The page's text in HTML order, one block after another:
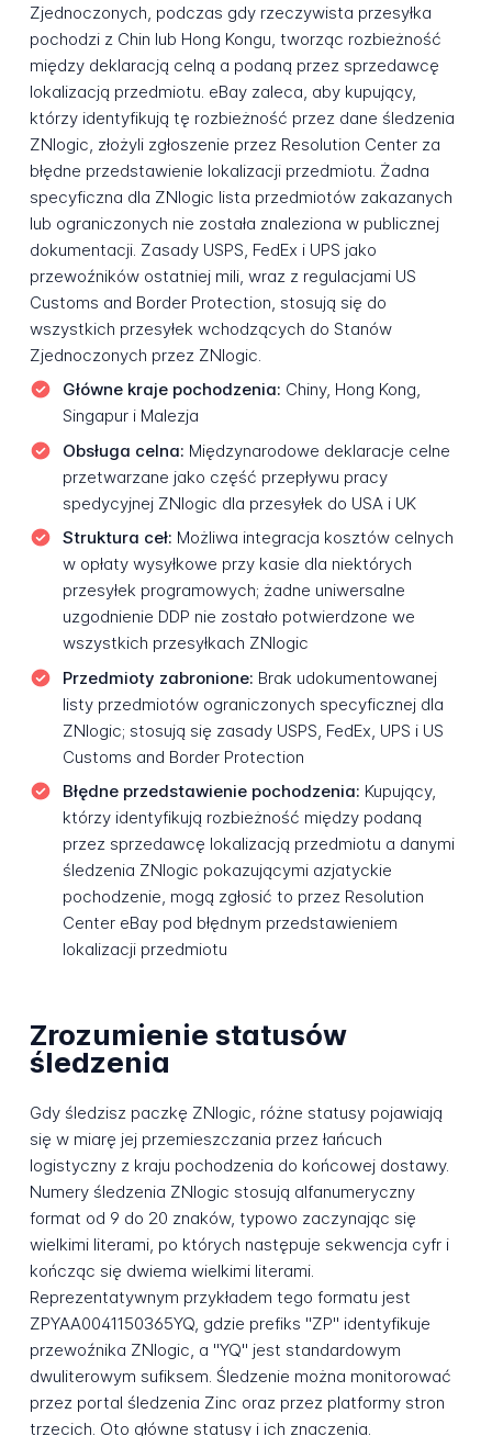
Zjednoczonych, podczas gdy rzeczywista przesyłka
pochodzi z Chin lub Hong Kongu, tworząc rozbieżność
między deklaracją celną a podaną przez sprzedawcę
lokalizacją przedmiotu. eBay zaleca, aby kupujący,
którzy identyfikują tę rozbieżność przez dane śledzenia
ZNlogic, złożyli zgłoszenie przez Resolution Center za
błędne przedstawienie lokalizacji przedmiotu. Żadna
specyficzna dla ZNlogic lista przedmiotów zakazanych
lub ograniczonych nie została znaleziona w publicznej
dokumentacji. Zasady USPS, FedEx i UPS jako
przewoźników ostatniej mili, wraz z regulacjami US
Customs and Border Protection, stosują się do
wszystkich przesyłek wchodzących do Stanów
Zjednoczonych przez ZNlogic.
Główne kraje pochodzenia: Chiny, Hong Kong,
Singapur i Malezja
Obsługa celna: Międzynarodowe deklaracje celne
przetwarzane jako część przepływu pracy
spedycyjnej ZNlogic dla przesyłek do USA i UK
Struktura ceł: Możliwa integracja kosztów celnych
w opłaty wysyłkowe przy kasie dla niektórych
przesyłek programowych; żadne uniwersalne
uzgodnienie DDP nie zostało potwierdzone we
wszystkich przesyłkach ZNlogic
Przedmioty zabronione: Brak udokumentowanej
listy przedmiotów ograniczonych specyficznej dla
ZNlogic; stosują się zasady USPS, FedEx, UPS i US
Customs and Border Protection
Błędne przedstawienie pochodzenia: Kupujący,
którzy identyfikują rozbieżność między podaną
przez sprzedawcę lokalizacją przedmiotu a danymi
śledzenia ZNlogic pokazującymi azjatyckie
pochodzenie, mogą zgłosić to przez Resolution
Center eBay pod błędnym przedstawieniem
lokalizacji przedmiotu
Zrozumienie statusów
śledzenia
Gdy śledzisz paczkę ZNlogic, różne statusy pojawiają
się w miarę jej przemieszczania przez łańcuch
logistyczny z kraju pochodzenia do końcowej dostawy.
Numery śledzenia ZNlogic stosują alfanumeryczny
format od 9 do 20 znaków, typowo zaczynając się
wielkimi literami, po których następuje sekwencja cyfr i
kończąc się dwiema wielkimi literami.
Reprezentatywnym przykładem tego formatu jest
ZPYAA0041150365YQ, gdzie prefiks "ZP" identyfikuje
przewoźnika ZNlogic, a "YQ" jest standardowym
dwuliterowym sufiksem. Śledzenie można monitorować
przez portal śledzenia Zinc oraz przez platformy stron
trzecich. Oto główne statusy i ich znaczenia.